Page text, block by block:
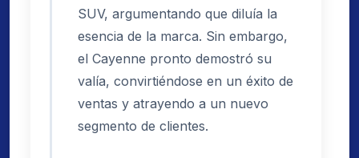
SUV, argumentando que diluía la
esencia de la marca. Sin embargo,
el Cayenne pronto demostró su
valía, convirtiéndose en un éxito de
ventas y atrayendo a un nuevo
segmento de clientes.